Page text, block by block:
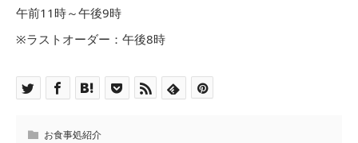
午前11時～午後9時
※ラストオーダー：午後8時
お食事処紹介